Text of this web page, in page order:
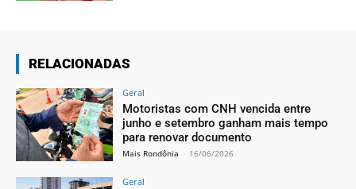
RELACIONADAS
Geral
Motoristas com CNH vencida entre
junho e setembro ganham mais tempo
para renovar documento
Mais Rondônia - 16/06/2026
Geral